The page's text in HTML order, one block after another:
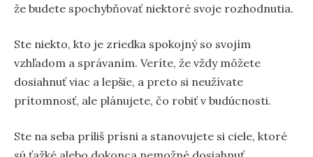
že budete spochybňovať niektoré svoje rozhodnutia.
Ste niekto, kto je zriedka spokojný so svojím
vzhľadom a správaním. Veríte, že vždy môžete
dosiahnuť viac a lepšie, a preto si neužívate
prítomnosť, ale plánujete, čo robiť v budúcnosti.
Ste na seba príliš prísni a stanovujete si ciele, ktoré